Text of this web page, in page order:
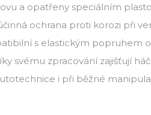
a opatřeny speciálním
ochrana proti korozi při
s elastickým popruhem
svému zpracování zajišťují
i při běžné